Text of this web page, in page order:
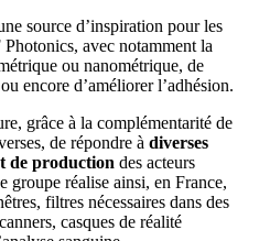
source d’inspiration pour les
avec notamment la
ou nanométrique, de
encore d’améliorer l’adhésion.
grâce à la complémentarité de
de répondre à diverses
de production des acteurs
groupe réalise ainsi, en France,
filtres nécessaires dans des
casques de réalité